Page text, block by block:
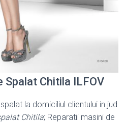
Spalat Chitila ILFOV
la domiciliul clientului in jud
Chitila; Reparatii masini de